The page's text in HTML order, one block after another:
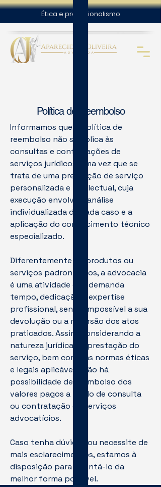
Ética e profissionalismo
Política de Reembolso
Informamos que a política de
reembolso não se aplica às
consultas e contratações de
serviços jurídicos, uma vez que se
trata de uma prestação de serviço
personalizada e intelectual, cuja
execução envolve a análise
individualizada de cada caso e a
aplicação do conhecimento técnico
especializado.
Diferentemente de produtos ou
serviços padronizados, a advocacia
é uma atividade que demanda
tempo, dedicação e expertise
profissional, sendo impossível a sua
devolução ou a reversão dos atos
praticados. Assim, considerando a
natureza jurídica da prestação do
serviço, bem como as normas éticas
e legais aplicáveis, não há
possibilidade de reembolso dos
valores pagos a título de consulta
ou contratação de serviços
advocatícios.
Caso tenha dúvidas ou necessite de
mais esclarecimentos, estamos à
disposição para orientá-lo da
melhor forma possível.